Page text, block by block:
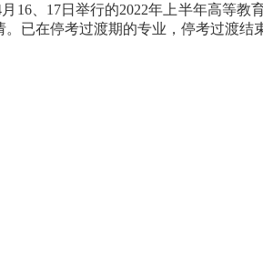
、17日举行的2022年上半年高等
已在停考过渡期的专业，停考过渡结